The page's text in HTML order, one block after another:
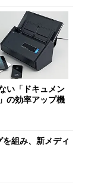
い「ドキュメン
の効率アップ機
組み、新メディ